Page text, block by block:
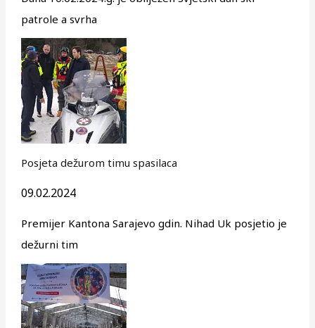
patrole a svrha
Posjeta dežurom timu spasilaca
09.02.2024
Premijer Kantona Sarajevo gdin. Nihad Uk posjetio je
dežurni tim